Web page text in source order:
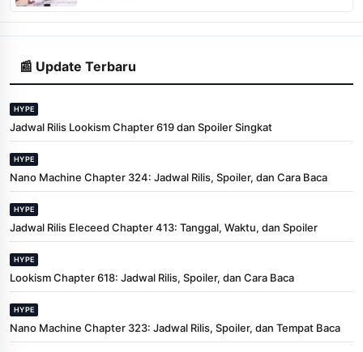
📰 Update Terbaru
HYPE
Jadwal Rilis Lookism Chapter 619 dan Spoiler Singkat
HYPE
Nano Machine Chapter 324: Jadwal Rilis, Spoiler, dan Cara Baca
HYPE
Jadwal Rilis Eleceed Chapter 413: Tanggal, Waktu, dan Spoiler
HYPE
Lookism Chapter 618: Jadwal Rilis, Spoiler, dan Cara Baca
HYPE
Nano Machine Chapter 323: Jadwal Rilis, Spoiler, dan Tempat Baca